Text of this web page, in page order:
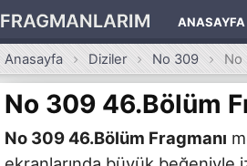
FRAGMANLARIM ANASAYFA
Anasayfa Diziler No 309 No
No 309 46.Bölüm
No 309 46.Bölüm Fragmanı